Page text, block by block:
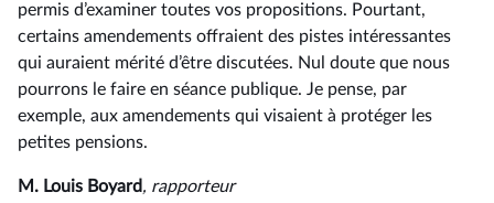
permis d’examiner toutes vos propositions. Pourtant,
certains amendements offraient des pistes intéressantes
qui auraient mérité d’être discutées. Nul doute que nous
pourrons le faire en séance publique. Je pense, par
exemple, aux amendements qui visaient à protéger les
petites pensions.
M. Louis Boyard, rapporteur